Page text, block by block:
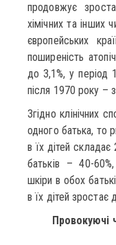
продовжує
хімічних та інших
європейських
поширеність
до 3,1%, у період
після 1970 року –
Згідно клінічних
одного батька, то
в їх дітей
батьків – 40-
шкіри в обох
в їх дітей зростає
Провокуючі